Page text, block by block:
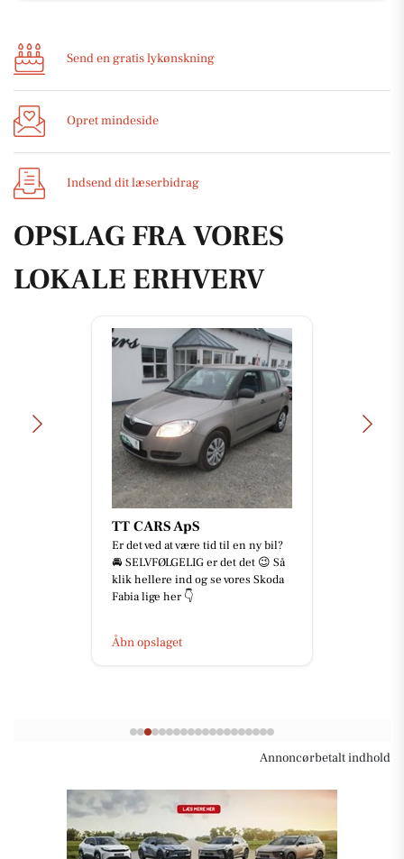
Send en gratis lykønskning
Opret mindeside
Indsend dit læserbidrag
OPSLAG FRA VORES
LOKALE ERHVERV
TT CARS ApS
Er det ved at være tid til en ny bil?
🚘 SELVFØLGELIG er det det 😉 Så
klik hellere ind og se vores Skoda
Fabia lige her 👇
Åbn opslaget
Annoncørbetalt indhold